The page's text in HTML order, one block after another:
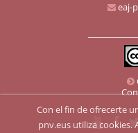
eaj-
Con el fin de ofrecerte
pnv.eus utiliza cookies.